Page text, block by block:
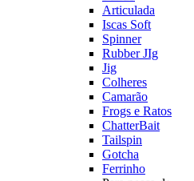
Articulada
Iscas Soft
Spinner
Rubber JIg
Jig
Colheres
Camarão
Frogs e Ratos
ChatterBait
Tailspin
Gotcha
Ferrinho